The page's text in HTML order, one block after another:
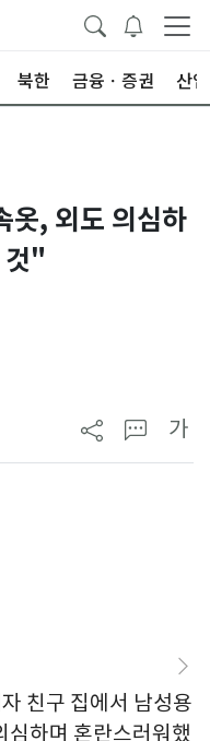
북한 금융ㆍ증권 산업
옷, 외도 의심하
것"
가
친구 집에서 남성용
심하며 혼란스러워했